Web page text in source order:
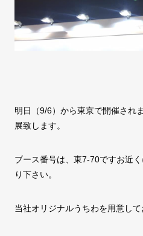
明日（9/6）から東京で開催され
展致します。
ブース番号は、東7-70ですお近
り下さい。
当社オリジナルうちわを用意し